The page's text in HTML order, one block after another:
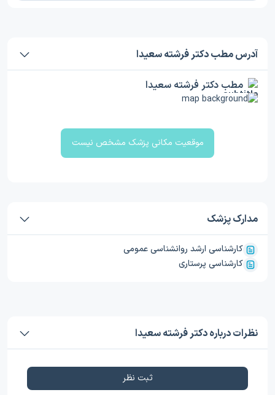
آدرس مطب دکتر فرشته سعیدا
مطب دکتر فرشته سعیدا
موقعیت مکانی پزشک مشخص نیست
مدارک پزشک
کارشناسی ارشد روانشناسی عمومی
کارشناسی پرستاری
نظرات درباره دکتر فرشته سعیدا
ثبت نظر